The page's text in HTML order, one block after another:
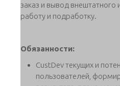
заказ и вывод внештатного
работу и подработку.
Обязанности:
CustDev текущих и
пользователей,